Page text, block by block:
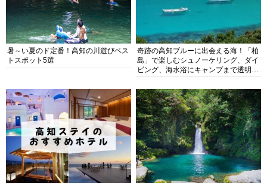
暑～い夏のド定番！高知の川遊びベス
トスポット5選
奇跡の高知ブルーに出会える海！「柏
島」で楽しむシュノーケリング、ダイ
ビング、海水浴にキャンプまで透明度